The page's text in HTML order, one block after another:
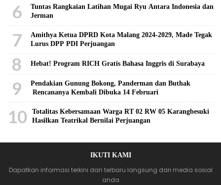
6
Tuntas Rangkaian Latihan Mugai Ryu Antara Indonesia dan
Jerman
7
Amithya Ketua DPRD Kota Malang 2024-2029, Made Tegak
Lurus DPP PDI Perjuangan
8 Hebat! Program RICH Gratis Bahasa Inggris di Surabaya
9
Pendakian Gunung Bokong, Panderman dan Buthak
Rencananya Kembali Dibuka 14 Februari
10
Totalitas Kebersamaan Warga RT 02 RW 05 Karangbesuki
Hasilkan Teatrikal Bernilai Perjuangan
IKUTI KAMI
Dapatkan informasi terkini dan terbaru langsung dari media sosial
anda